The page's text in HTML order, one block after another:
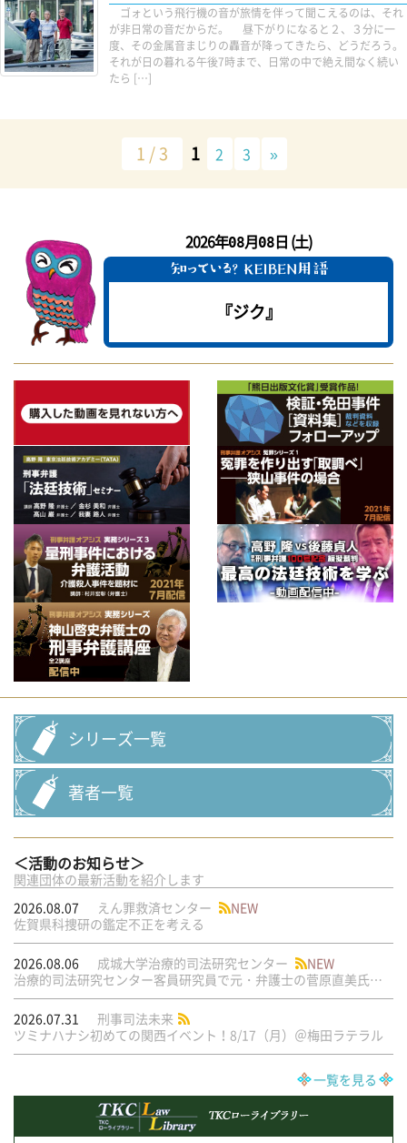
ゴォという飛行機の音が旅情を伴って聞こえるのは、それ
が非日常の音だからだ。 昼下がりになると２、３分に一
度、その金属音まじりの轟音が降ってきたら、どうだろう。
それが日の暮れる午後7時まで、日常の中で絶え間なく続い
たら […]
1 / 3 1 2 3 »
2026年08月08日 (土)
『ジク』
シリーズ一覧
著者一覧
＜活動のお知らせ＞
関連団体の最新活動を紹介します
2026.08.07
えん罪救済センター
NEW
佐賀県科捜研の鑑定不正を考える
2026.08.06 成城大学治療的司法研究センター
NEW
治療的司法研究センター客員研究員で元・弁護士の菅原直美氏の論文が公刊されました
2026.07.31
刑事司法未来
ツミナハナシ初めての関西イベント！8/17（月）＠梅田ラテラル
一覧を見る